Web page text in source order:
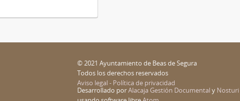
© 2021 Ayuntamiento de Beas de Segura
Todos los derechos reservados
Aviso legal - Política de privacidad
Desarrollado porAlacaja Gestión Documental y Nosturi